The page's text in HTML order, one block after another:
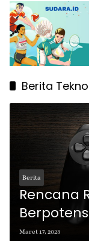
Berita
Berita
Rencana
Microsoft
Maret 17, 2023